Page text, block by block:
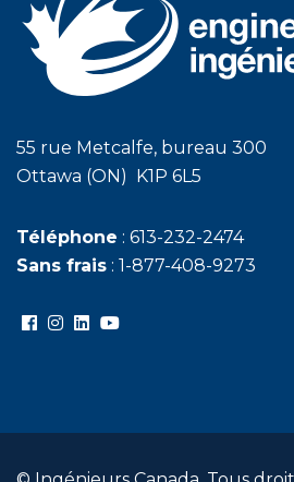
55 rue Metcalfe, bureau 300
Ottawa (ON) K1P 6L5
Téléphone : 613-232-2474
Sans frais : 1-877-408-9273